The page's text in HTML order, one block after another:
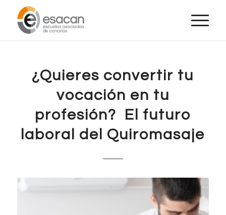
¿Quieres convertir tu
vocación en tu
profesión? El futuro
laboral del Quiromasaje